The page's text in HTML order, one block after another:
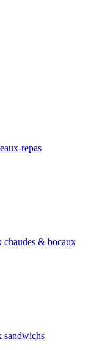
repas
chaudes & bocaux
sandwichs